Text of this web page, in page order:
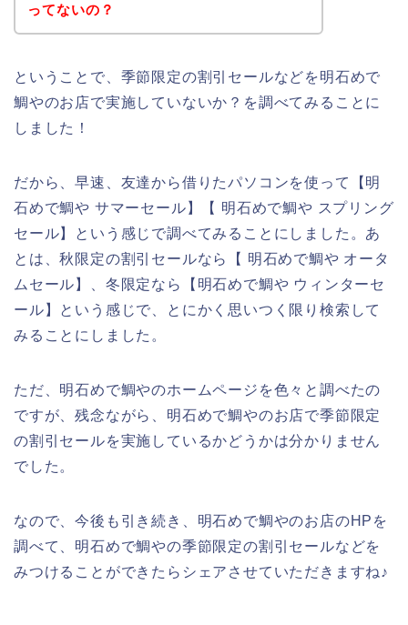
ってないの？
ということで、季節限定の割引セールなどを明石めで
鯛やのお店で実施していないか？を調べてみることに
しました！
だから、早速、友達から借りたパソコンを使って【明
石めで鯛や サマーセール】【 明石めで鯛や スプリング
セール】という感じで調べてみることにしました。あ
とは、秋限定の割引セールなら【 明石めで鯛や オータ
ムセール】、冬限定なら【明石めで鯛や ウィンターセ
ール】という感じで、とにかく思いつく限り検索して
みることにしました。
ただ、明石めで鯛やのホームページを色々と調べたの
ですが、残念ながら、明石めで鯛やのお店で季節限定
の割引セールを実施しているかどうかは分かりません
でした。
なので、今後も引き続き、明石めで鯛やのお店のHPを
調べて、明石めで鯛やの季節限定の割引セールなどを
みつけることができたらシェアさせていただきますね♪